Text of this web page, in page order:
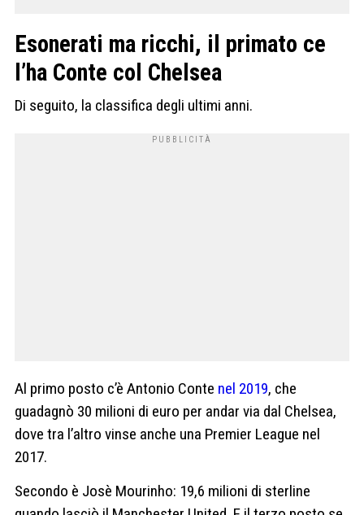
Esonerati ma ricchi, il primato ce
l’ha Conte col Chelsea
Di seguito, la classifica degli ultimi anni.
Al primo posto c’è Antonio Conte nel 2019, che
guadagnò 30 milioni di euro per andar via dal Chelsea,
dove tra l’altro vinse anche una Premier League nel
2017.
Secondo è Josè Mourinho: 19,6 milioni di sterline